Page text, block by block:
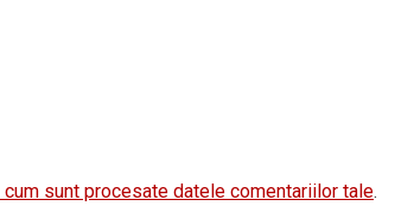
cum sunt procesate datele comentariilor tale.